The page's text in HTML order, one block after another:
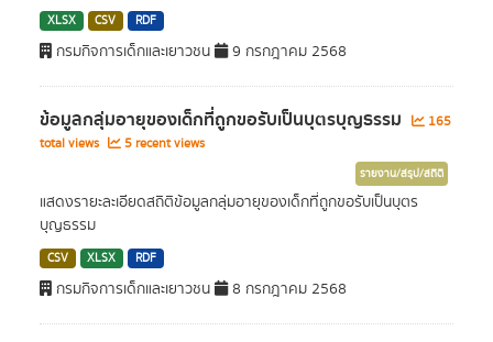
XLSX CSV RDF
กรมกิจการเด็กและเยาวชน 9 กรกฎาคม 2568
ข้อมูลกลุ่มอายุของเด็กที่ถูกขอรับเป็นบุตรบุญธรรม
165
total views
5 recent views
รายงาน/สรุป/สถิติ
แสดงรายะละเอียดสถิติข้อมูลกลุ่มอายุของเด็กที่ถูกขอรับเป็นบุตร
บุญธรรม
CSV XLSX RDF
กรมกิจการเด็กและเยาวชน 8 กรกฎาคม 2568